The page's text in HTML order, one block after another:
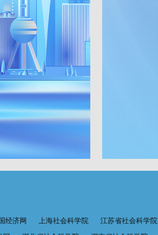
经济网 上海社会科学院 江苏省社会科学院